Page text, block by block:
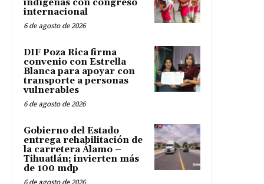
indígenas con congreso
internacional
6 de agosto de 2026
DIF Poza Rica firma
convenio con Estrella
Blanca para apoyar con
transporte a personas
vulnerables
6 de agosto de 2026
Gobierno del Estado
entrega rehabilitación de
la carretera Álamo –
Tihuatlán; invierten más
de 100 mdp
6 de agosto de 2026